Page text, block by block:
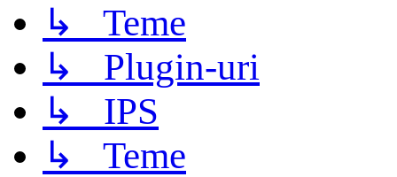
↳ Teme
↳ Plugin-uri
↳ IPS
↳ Teme